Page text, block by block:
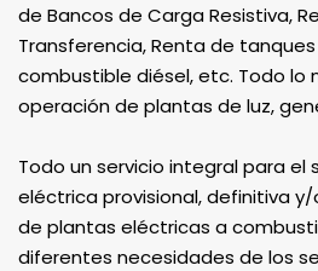
de Bancos de Carga Resistiva,
Transferencia, Renta de
combustible diésel, etc. Todo lo
operación de plantas de luz,
Todo un servicio integral para el
eléctrica provisional, definitiva
de plantas eléctricas a
diferentes necesidades de los